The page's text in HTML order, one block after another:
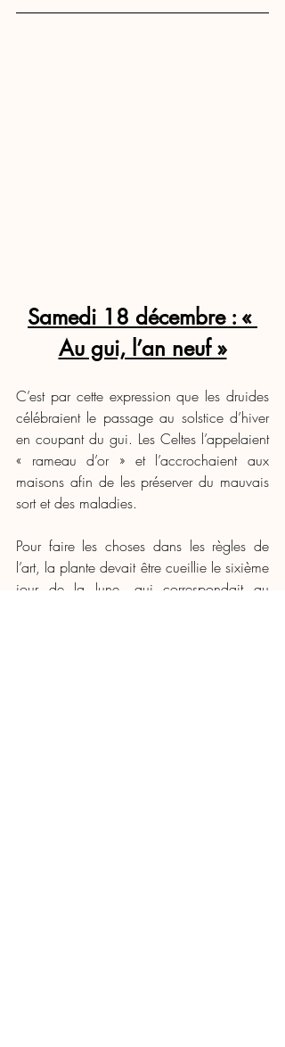
Samedi 18 décembre : «
Au gui, l’an neuf »
C’est par cette expression que les druides
célébraient le passage au solstice d’hiver
en coupant du gui. Les Celtes l’appelaient
« rameau d’or » et l’accrochaient aux
maisons afin de les préserver du mauvais
sort et des maladies.
Pour faire les choses dans les règles de
l’art, la plante devait être cueillie le sixième
jour de la lune, qui correspondait au